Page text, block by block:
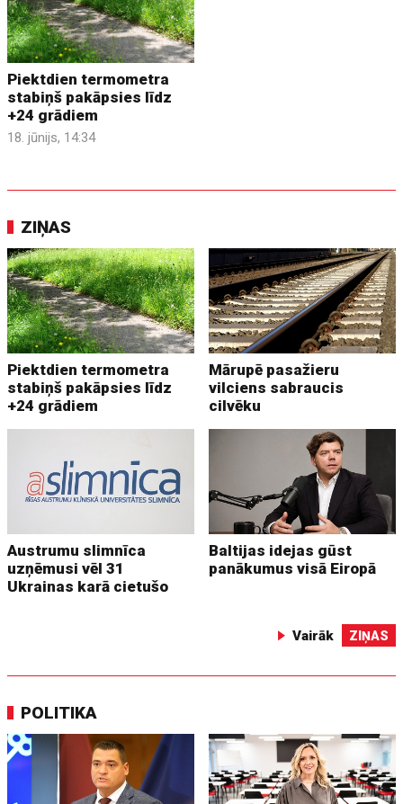
Piektdien termometra
stabiņš pakāpsies līdz
+24 grādiem
18. jūnijs, 14:34
ZIŅAS
Piektdien termometra
stabiņš pakāpsies līdz
+24 grādiem
Mārupē pasažieru
vilciens sabraucis
cilvēku
Austrumu slimnīca
uzņēmusi vēl 31
Ukrainas karā cietušo
Baltijas idejas gūst
panākumus visā Eiropā
Vairāk ZIŅAS
POLITIKA